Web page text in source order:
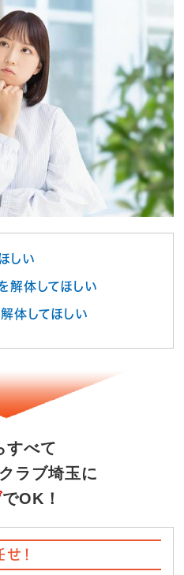
しい
解体してほしい
体してほしい
すべて
ラブ埼玉に
でOK！
！